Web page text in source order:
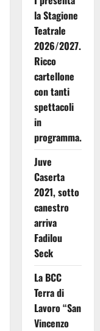
la Stagione
Teatrale
2026/2027.
Ricco
cartellone
con tanti
spettacoli
in
programma.
Juve
Caserta
2021, sotto
canestro
arriva
Fadilou
Seck
La BCC
Terra di
Lavoro “San
Vincenzo